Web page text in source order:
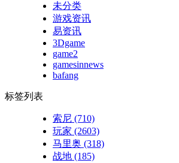
未分类
游戏资讯
易资讯
3Dgame
game2
gamesinnews
bafang
标签列表
索尼 (710)
玩家 (2603)
马里奥 (318)
战地 (185)